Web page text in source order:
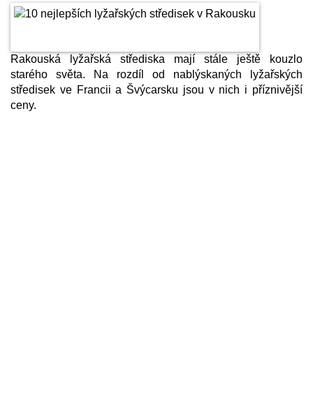
Rakouská lyžařská střediska mají stále ještě kouzlo
starého světa. Na rozdíl od nablýskaných lyžařských
středisek ve Francii a Švýcarsku jsou v nich i příznivější
ceny.